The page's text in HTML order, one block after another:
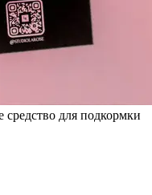
средство для подкормки